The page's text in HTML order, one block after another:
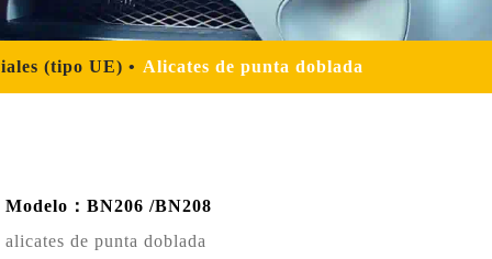
(tipo UE) Alicates de punta doblada
Modelo：BN206 /BN208
alicates de punta doblada